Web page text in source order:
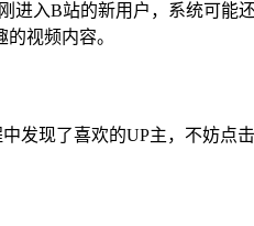
入B站的新用户，系统可能
视频内容。
现了喜欢的UP主，不妨点